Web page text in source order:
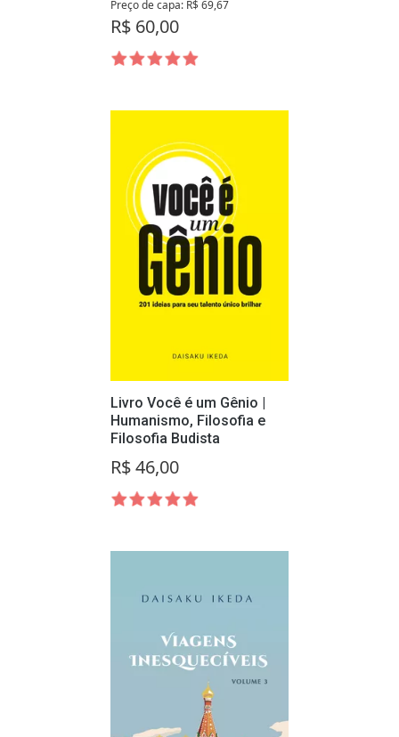
Preço de capa: R$ 69,67
R$ 60,00
Livro Você é um Gênio |
Humanismo, Filosofia e
Filosofia Budista
R$ 46,00